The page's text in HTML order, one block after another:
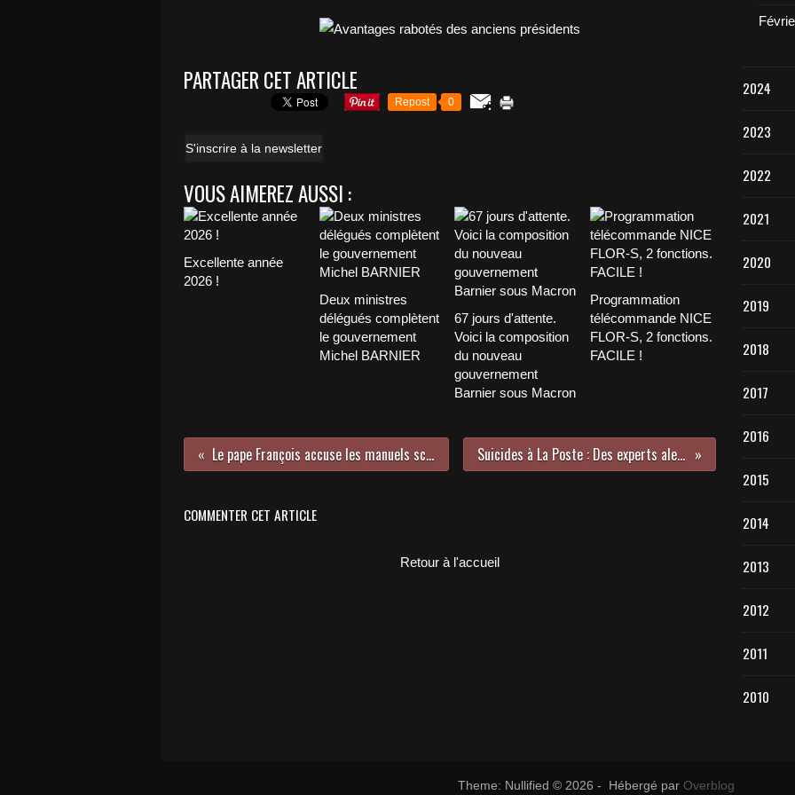
PARTAGER CET ARTICLE
Repost 0
S'inscrire à la newsletter
VOUS AIMEREZ AUSSI :
Excellente année
2026 !
Deux ministres
délégués complètent
le gouvernement
Michel BARNIER
67 jours d'attente.
Voici la composition
du nouveau
gouvernement
Barnier sous Macron
Programmation
télécommande NICE
FLOR-S, 2 fonctions.
FACILE !
Le pape François accuse les manuels scolaires français de propager la théorie du genre Suicides à La Poste : Des experts alertent le gouvernement sur la situation sociale
COMMENTER CET ARTICLE
Retour à l'accueil
2024
2023
2022
2021
2020
2019
2018
2017
2016
2015
2014
2013
2012
2011
2010
Theme: Nullified © 2026 - Hébergé par Overblog